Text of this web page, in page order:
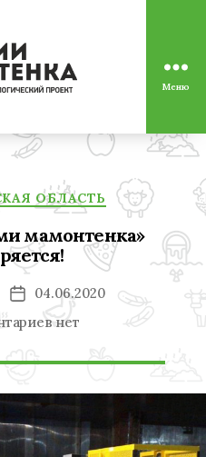
Меню
РубрикиОБЛАСТЬ
мамонтенка»
Дата
записи
04.06.2020
к
Проект
расширяется!
нет